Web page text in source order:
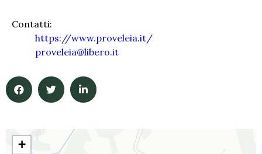
Contatti:
https://www.proveleia.it/
proveleia@libero.it
+